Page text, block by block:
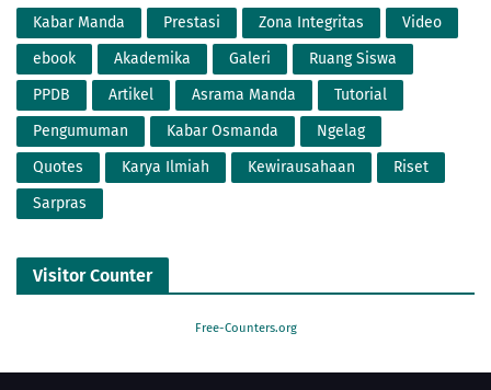
Kabar Manda Prestasi Zona Integritas
Video
ebook
Akademika Galeri
Ruang Siswa
PPDB
Artikel Asrama Manda
Tutorial
Pengumuman
Kabar Osmanda
Ngelag
Quotes
Karya Ilmiah Kewirausahaan
Riset
Sarpras
Visitor Counter
Free-Counters.org